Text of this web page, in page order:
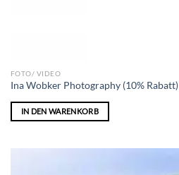
FOTO/ VIDEO
Ina Wobker Photography (10% Rabatt)
IN DEN WARENKORB